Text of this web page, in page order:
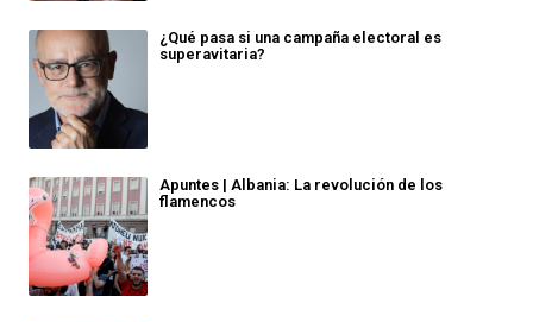
¿Qué pasa si una campaña electoral es
superavitaria?
Apuntes | Albania: La revolución de los
flamencos